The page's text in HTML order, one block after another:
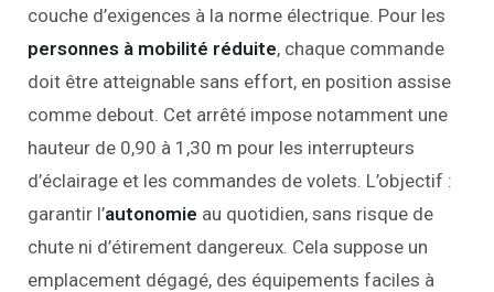
couche d’exigences à la norme électrique. Pour les
personnes à mobilité réduite, chaque commande
doit être atteignable sans effort, en position assise
comme debout. Cet arrêté impose notamment une
hauteur de 0,90 à 1,30 m pour les interrupteurs
d’éclairage et les commandes de volets. L’objectif :
garantir l’autonomie au quotidien, sans risque de
chute ni d’étirement dangereux. Cela suppose un
emplacement dégagé, des équipements faciles à